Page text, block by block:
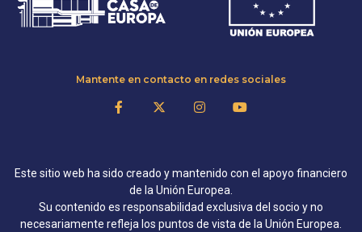
Mantente en contacto en redes sociales
Este sitio web ha sido creado y mantenido con el apoyo financiero
de la Unión Europea.
Su contenido es responsabilidad exclusiva del socio y no
necesariamente refleja los puntos de vista de la Unión Europea.